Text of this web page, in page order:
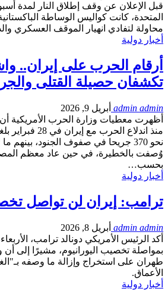
قبل الإعلان عن وقف إطلاق النار لمدة
المتحدة، كانت كواليس الوساطة
محاولة لتفادي انهيار الموقف العسكري
أخبار دولية
أرقام الحرب على إيران..
تكشفان حصيلة القتلى
admin admin أبريل 9, 2026
أظهرت معطيات وزارة الحرب الأمريكية
وُصفت بالخطيرة، في حين عاد معظم
بحسب…
أخبار دولية
ترامب: إيران لن تواصل
admin admin أبريل 8, 2026
أكد الرئيس الأمريكي دونالد ترامب،
بمواصلة تخصيب اليورانيوم، مشيرًا إلى
طهران على استخراج وإزالة ما وصفه
الأعماق.
أخبار دولية